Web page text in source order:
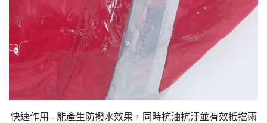
快速作用 - 能產生防撥水效果，同時抗油抗汙並有效抵擋雨